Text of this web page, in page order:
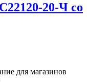
20-Ч со
для магазинов